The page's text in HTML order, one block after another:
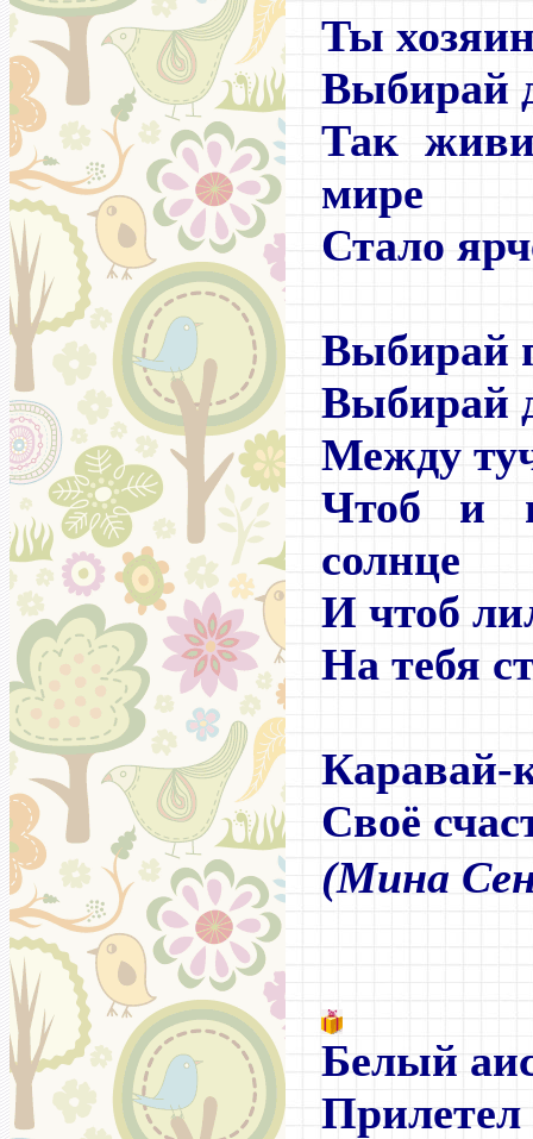
Ты
Выбирай
Так
мире
Стало
Выбирай
Выбирай
Между
Чтоб и
солнце
И чтоб
На тебя
Каравай-
Своё
(Мина
Белый
Прилетел